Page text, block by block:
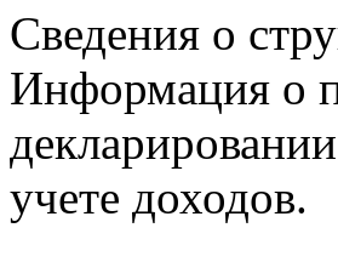
Сведения о
Информация о
учете доходов.